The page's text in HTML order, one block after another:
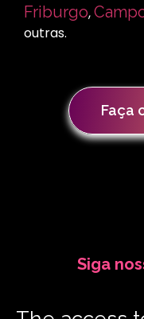
Friburgo,
outras.
Faça
Siga